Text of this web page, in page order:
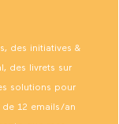
des initiatives &
des livrets sur
solutions pour
de 12 emails/an